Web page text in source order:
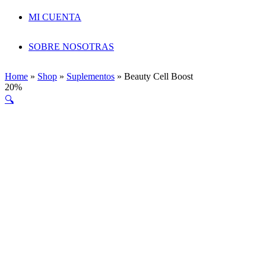
MI CUENTA
SOBRE NOSOTRAS
Home » Shop » Suplementos » Beauty Cell Boost
20%
🔍